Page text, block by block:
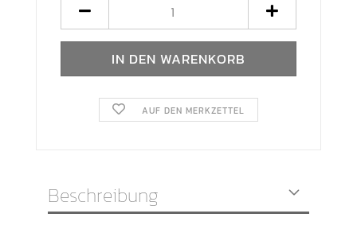
AUF DEN MERKZETTEL
Beschreibung